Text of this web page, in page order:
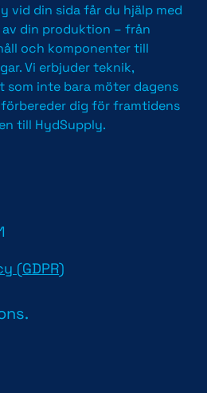
vid din sida får du hjälp med
din produktion – från
och komponenter till
Vi erbjuder teknik,
som inte bara möter dagens
dig för framtidens
till HydSupply.
(GDPR)